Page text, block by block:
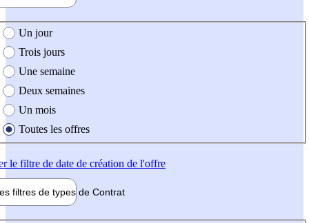
création de l'offre
Un jour
Trois jours
Une semaine
Deux semaines
Un mois
Toutes les offres
le filtre de date de création de l'offre
filtres de types de Contrat